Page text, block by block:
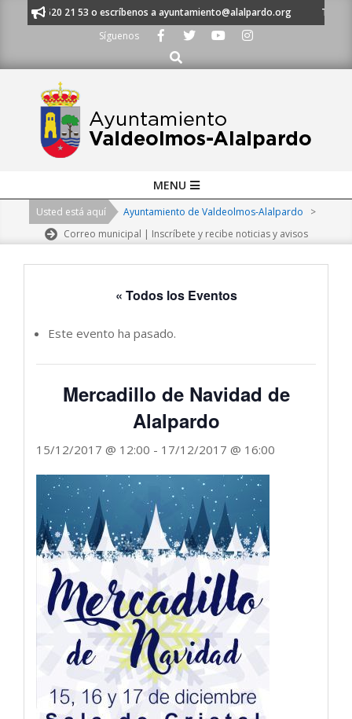
al 91 620 21 53 o escríbenos a ayuntamiento@alalpardo.org
TE
Síguenos
Buscar
Navigation
MENU
Usted está aquí Ayuntamiento de Valdeolmos-Alalpardo
>
Correo municipal | Inscríbete y recibe noticias y avisos
« Todos los Eventos
Este evento ha pasado.
Mercadillo de Navidad de
Alalpardo
15/12/2017 @ 12:00 - 17/12/2017 @ 16:00